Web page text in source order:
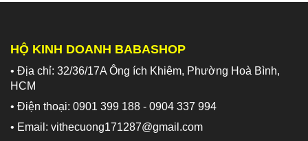
HỘ KINH DOANH BABASHOP
• Địa chỉ: 32/36/17A Ông ích Khiêm, Phường Hoà Bình,
HCM
• Điện thoại: 0901 399 188 - 0904 337 994
• Email: vithecuong171287@gmail.com